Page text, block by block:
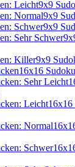
9x9
9x9
9x9
9x9
16x16
16x16